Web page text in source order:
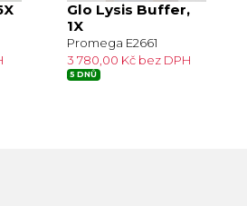
Glo Lysis Buffer,
1X
Promega E2661
3 780,00 Kč bez DPH
5 DNŮ